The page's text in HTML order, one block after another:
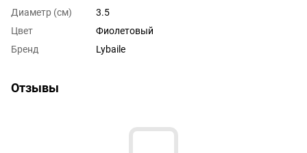
Диаметр (см)
3.5
Цвет
Фиолетовый
Бренд
Lybaile
Отзывы